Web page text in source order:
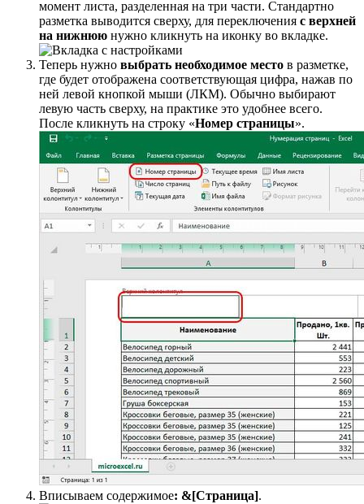
момент листа, разделенная на три части. Стандартно
разметка выводится сверху, для переключения с верхней
на нижнюю нужно кликнуть на иконку во вкладке.
Теперь нужно выбрать необходимое место в разметке,
где будет отображена соответствующая цифра, нажав по
ней левой кнопкой мыши (ЛКМ). Обычно выбирают
левую часть сверху, на практике это удобнее всего.
После кликнуть на строку «Номер страницы».
Вписываем содержимое: &[Страница].